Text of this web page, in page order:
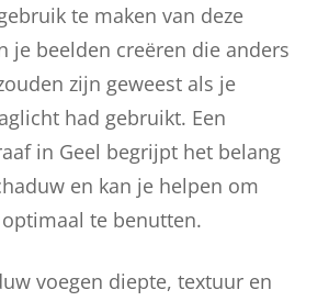
te maken van deze
je beelden creëren die anders
zijn geweest als je
had gebruikt. Een
in Geel begrijpt het belang
en kan je helpen om
te benutten.
voegen diepte, textuur en